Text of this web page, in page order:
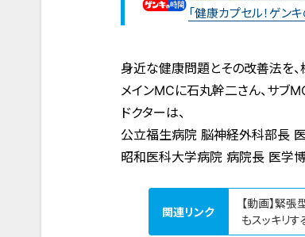
「健康カプセル！ゲン
身近な健康問題とその改善法を、
メインMCに石丸幹二さん、サブ
ドクターは、
公立福生病院 脳神経外科部長
昭和医科大学病院 病院長 医学
関連リンク
【動画】緊
もスッキリす